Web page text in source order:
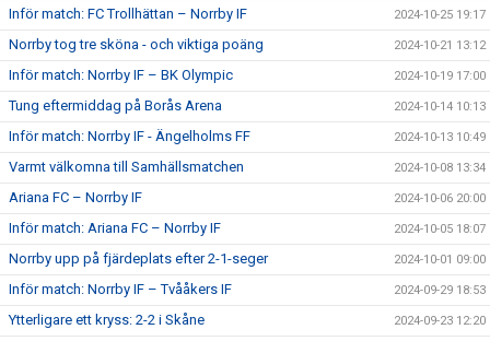
Inför match: FC Trollhättan – Norrby IF 2024-10-25 19:17
Norrby tog tre sköna - och viktiga poäng 2024-10-21 13:12
Inför match: Norrby IF – BK Olympic 2024-10-19 17:00
Tung eftermiddag på Borås Arena 2024-10-14 10:13
Inför match: Norrby IF - Ängelholms FF 2024-10-13 10:49
Varmt välkomna till Samhällsmatchen 2024-10-08 13:34
Ariana FC – Norrby IF 2024-10-06 20:00
Inför match: Ariana FC – Norrby IF 2024-10-05 18:07
Norrby upp på fjärdeplats efter 2-1-seger 2024-10-01 09:00
Inför match: Norrby IF – Tvååkers IF 2024-09-29 18:53
Ytterligare ett kryss: 2-2 i Skåne 2024-09-23 12:20